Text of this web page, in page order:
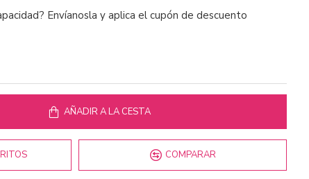
Envíanosla y aplica el cupón de descuento
AÑADIR A LA CESTA
COMPARAR